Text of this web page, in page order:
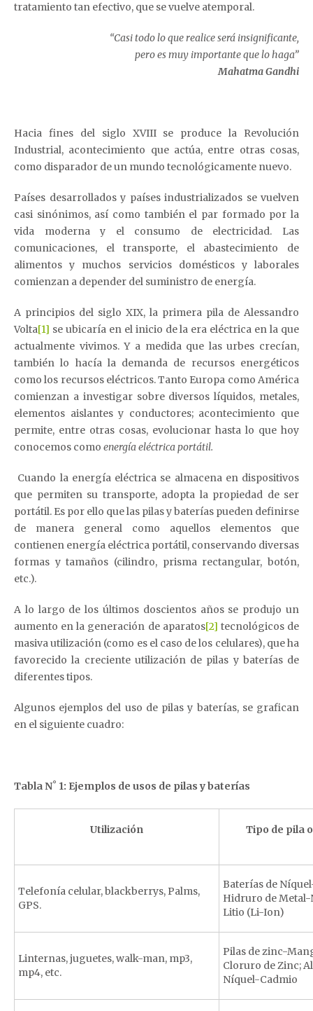
tratamiento tan efectivo, que se vuelve atemporal.
“Casi todo lo que realice será insignificante,
pero es muy importante que lo haga”
Mahatma Gandhi
Hacia fines del siglo XVIII se produce la Revolución
Industrial, acontecimiento que actúa, entre otras cosas,
como disparador de un mundo tecnológicamente nuevo.
Países desarrollados y países industrializados se vuelven
casi sinónimos, así como también el par formado por la
vida moderna y el consumo de electricidad. Las
comunicaciones, el transporte, el abastecimiento de
alimentos y muchos servicios domésticos y laborales
comienzan a depender del suministro de energía.
A principios del siglo XIX, la primera pila de Alessandro
Volta[1] se ubicaría en el inicio de la era eléctrica en la que
actualmente vivimos. Y a medida que las urbes crecían,
también lo hacía la demanda de recursos energéticos
como los recursos eléctricos. Tanto Europa como América
comienzan a investigar sobre diversos líquidos, metales,
elementos aislantes y conductores; acontecimiento que
permite, entre otras cosas, evolucionar hasta lo que hoy
conocemos como energía eléctrica portátil.
Cuando la energía eléctrica se almacena en dispositivos
que permiten su transporte, adopta la propiedad de ser
portátil. Es por ello que las pilas y baterías pueden definirse
de manera general como aquellos elementos que
contienen energía eléctrica portátil, conservando diversas
formas y tamaños (cilindro, prisma rectangular, botón,
etc.).
A lo largo de los últimos doscientos años se produjo un
aumento en la generación de aparatos[2] tecnológicos de
masiva utilización (como es el caso de los celulares), que ha
favorecido la creciente utilización de pilas y baterías de
diferentes tipos.
Algunos ejemplos del uso de pilas y baterías, se grafican
en el siguiente cuadro:
Tabla N˚ 1: Ejemplos de usos de pilas y baterías
Utilización Tipo de pila
Telefonía celular, blackberrys, Palms,
GPS.
Baterías de
Hidruro de
Litio (Li-Ion)
Linternas, juguetes, walk-man, mp3,
mp4, etc.
Pilas de zinc-
Cloruro de Zinc;
Níquel-Cadmio